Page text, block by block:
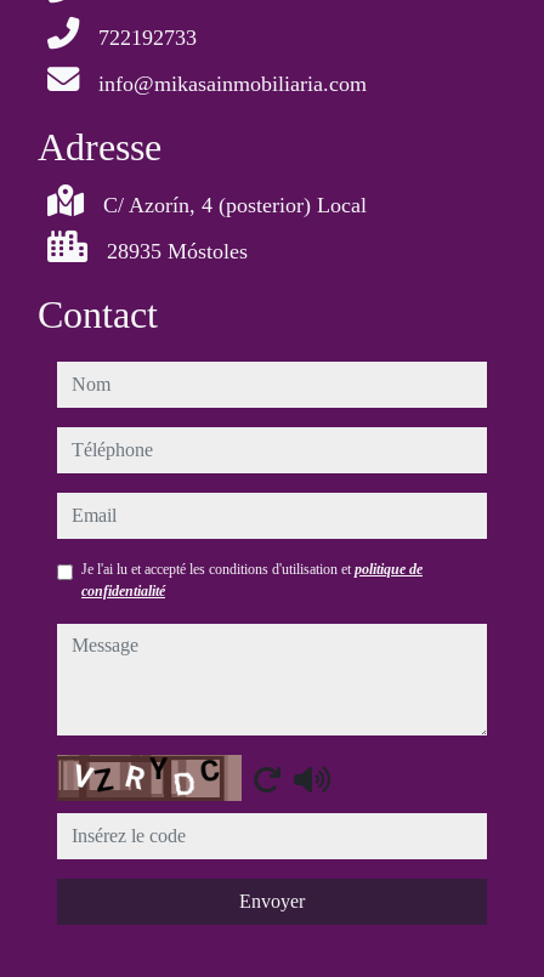
722192733
info@mikasainmobiliaria.com
Adresse
C/ Azorín, 4 (posterior) Local
28935 Móstoles
Contact
nom
téléphone
email
Je l'ai lu et accepté les conditions d'utilisation etpolitique de
confidentialité
message
Captcha
Envoyer